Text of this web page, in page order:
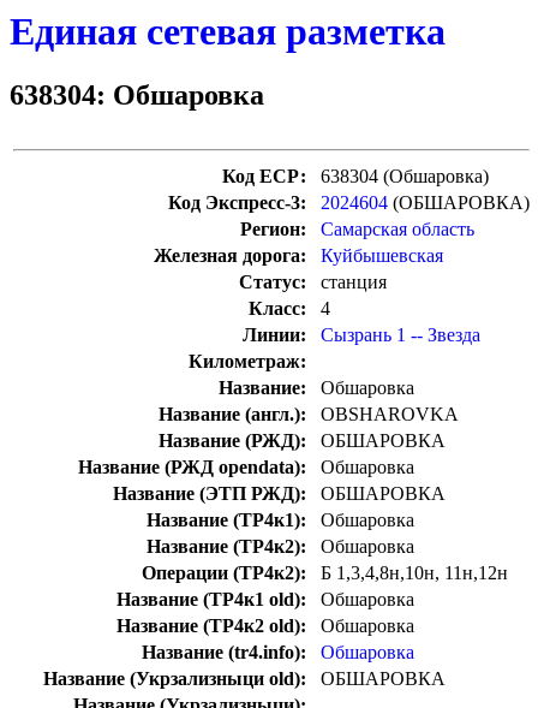
Единая сетевая разметка
638304: Обшаровка
Код ЕСР:
638304 (Обшаровка)
Код Экспресс-3:
2024604 (ОБШАРОВКА)
Регион:
Самарская область
Железная дорога:
Куйбышевская
Статус:
станция
Класс:
4
Линии:
Сызрань 1 -- Звезда
Километраж:
Название:
Обшаровка
Название (англ.):
OBSHAROVKA
Название (РЖД):
ОБШАРОВКА
Название (РЖД opendata):
Обшаровка
Название (ЭТП РЖД):
ОБШАРОВКА
Название (ТР4к1):
Обшаровка
Название (ТР4к2):
Обшаровка
Операции (ТР4к2):
Б 1,3,4,8н,10н, 11н,12н
Название (ТР4к1 old):
Обшаровка
Название (ТР4к2 old):
Обшаровка
Название (tr4.info):
Обшаровка
Название (Укрзализныци old):
ОБШАРОВКА